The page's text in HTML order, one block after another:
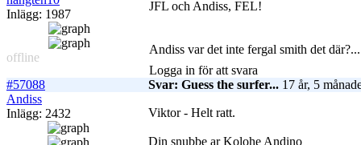
Inlägg: 1987
offline
JFL och Andiss, FEL!
Andiss var det inte fergal smith det
Logga in för att svara
#57088
Svar: Guess the surfer... 17 år, 5
Andiss
Inlägg: 2432
Viktor - Helt ratt.
Din snubbe ar Kolohe Andino